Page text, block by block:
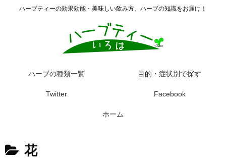
ハーブティーの効果効能・美味しい飲み方、ハーブの知識をお届け！
ハーブの種類一覧 目的・症状別で探す
Twitter Facebook
ホーム
花